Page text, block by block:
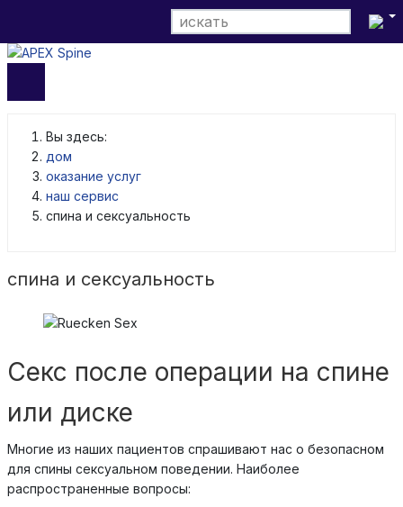
Вы здесь:
дом
оказание услуг
наш сервис
спина и сексуальность
спина и сексуальность
Секс после операции на спине
или диске
Многие из наших пациентов спрашивают нас о безопасном
для спины сексуальном поведении. Наиболее
распространенные вопросы: